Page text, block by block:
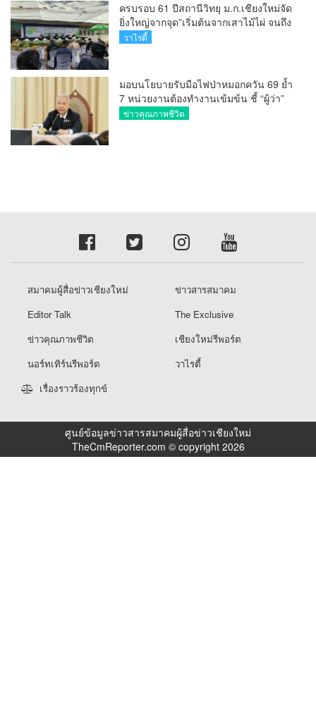
ครบรอบ 61 ปีสถานีวิทยุ ม.ก.เชียงใหม่จัด
ยิ่งใหญ่จากจุด”เริ่มต้นจากเสาไม้ไผ่ จนถึง
วันที่มี KURplus ในวันนี้”
วาไรตี้
มอบนโยบายรับมือไฟป่าหมอกควัน 69 ย้ำ
7 หน่วยงานต้องทำงานเข้มข้น ชี้ “ผู้ว่า”
คีย์แมนสำคัญทำปัญหาลด
ข่าวคุณภาพชีวิต
สมาคมผู้สื่อข่าวเชียงใหม่
ข่าวสารสมาคม
Editor Talk
The Exclusive
ข่าวคุณภาพชีวิต
เชียงใหม่รีพอร์ต
นอร์ทเทิร์นรีพอร์ต
วาไรตี้
เรื่องราวร้องทุกข์
ศูนย์ข้อมูลข่าวสารสมาคมผู้สื่อข่าวเชียงใหม่
TheCmReporter.com © copyright 2026